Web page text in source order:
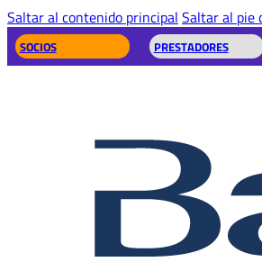
Saltar al contenido principal Saltar al pie
SOCIOS PRESTADORES